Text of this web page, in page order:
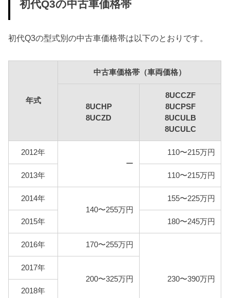
8UCPSF
車検代行料金、一般消耗品の交換費用などを含め車
検費用を50,000円としています。
初代Q3は自家用乗用車に該当しますので、自賠責の
燃料代
年間10,000km走行、ハイオク1Lあたり140円を前提
条件として、基本情報で説明した想定実燃費をもと
に燃料代を算出しています。
初代Q3の中古車価格帯
初代Q3の型式別の中古車価格帯は以下のとおりです。
年式
中古車価格帯（車両価格）
8UCHP
8UCZD
8UCCZF
8UCPSF
8UCULB
8UCULC
2012年
ー
110〜215万円
2013年 110〜215万円
2014年
140〜255万円
155〜225万円
2015年 180〜245万円
2016年 170〜255万円
230〜390万円
2017年
200〜325万円
2018年